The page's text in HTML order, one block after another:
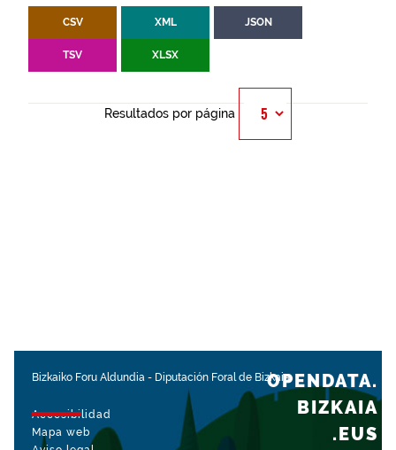
CSV XML JSON
TSV XLSX
Resultados por página
Bizkaiko Foru Aldundia - Diputación Foral de Bizkaia
Accesibilidad
Mapa web
OPENDATA.
BIZKAIA
.EUS